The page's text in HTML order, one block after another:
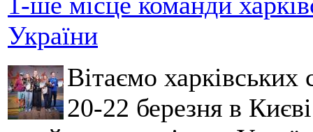
України
Вітаємо
20-22 березня в